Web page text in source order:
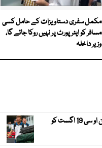
مکمل سفری دستاویزات کے حامل کسی
مسافر کو ایئرپورٹ پر نہیں روکا جائے گا،
وزیر داخلہ
کیریبین پریمیئر لیگ ، قومی کرکٹرز کو این او سی 19 اگست کو